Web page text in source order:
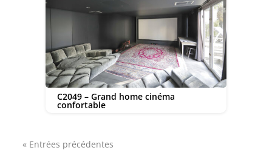
C2049 – Grand home cinéma
confortable
« Entrées précédentes